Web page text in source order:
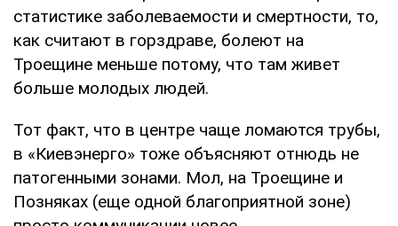
статистике заболеваемости и смертности, то,
как считают в горздраве, болеют на
Троещине меньше потому, что там живет
больше молодых людей.
Тот факт, что в центре чаще ломаются трубы,
в «Киевэнерго» тоже объясняют отнюдь не
патогенными зонами. Мол, на Троещине и
Позняках (еще одной благоприятной зоне)